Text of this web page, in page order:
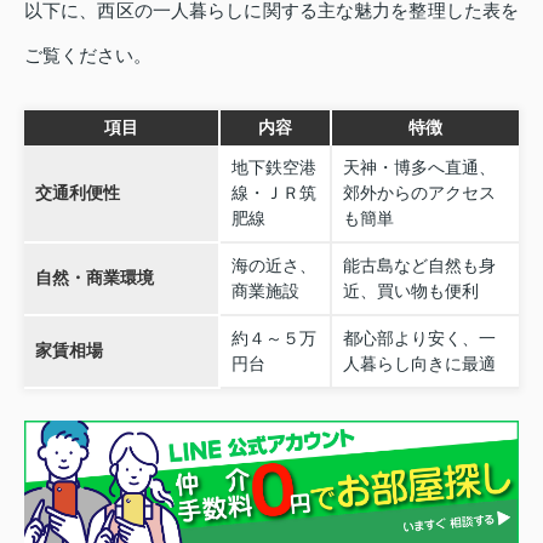
以下に、西区の一人暮らしに関する主な魅力を整理した表を
ご覧ください。
項目 内容 特徴
交通利便性
地下鉄空港
線・ＪＲ筑
肥線
天神・博多へ直通、
郊外からのアクセス
も簡単
自然・商業環境
海の近さ、
商業施設
能古島など自然も身
近、買い物も便利
家賃相場
約４～５万
円台
都心部より安く、一
人暮らし向きに最適